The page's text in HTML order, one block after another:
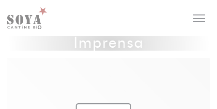
Painel de Gerenciamento de Cookies
Imprensa